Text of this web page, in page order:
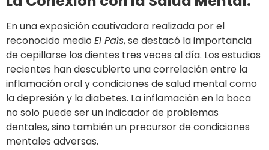
En una exposición cautivadora realizada por el
reconocido medio El País, se destacó la importancia
de cepillarse los dientes tres veces al día. Los estudios
recientes han descubierto una correlación entre la
inflamación oral y condiciones de salud mental como
la depresión y la diabetes. La inflamación en la boca
no solo puede ser un indicador de problemas
dentales, sino también un precursor de condiciones
mentales adversas.